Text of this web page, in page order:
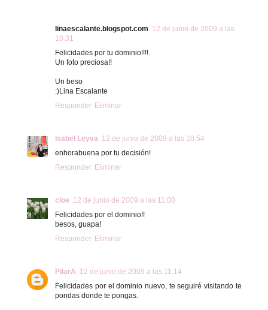
linaescalante.blogspot.com 12 de junio de 2009 a las
10:31
Felicidades por tu dominio!!!!.
Un foto preciosa!!
Un beso
:)Lina Escalante
Responder Eliminar
Isabel Leyva 12 de junio de 2009 a las 10:54
enhorabuena por tu decisión!
Responder Eliminar
cloe 12 de junio de 2009 a las 11:00
Felicidades por el dominio!!
besos, guapa!
Responder Eliminar
PilarA 12 de junio de 2009 a las 11:14
Felicidades por el dominio nuevo, te seguiré visitando te
pondas donde te pongas.